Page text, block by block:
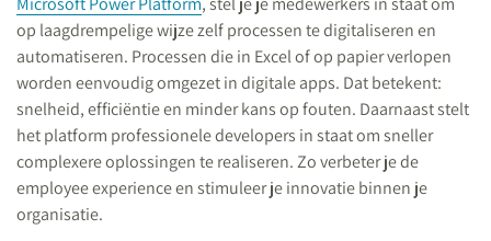
op laagdrempelige wijze zelf processen te digitaliseren en
automatiseren. Processen die in Excel of op papier verlopen
worden eenvoudig omgezet in digitale apps. Dat betekent:
snelheid, efficiëntie en minder kans op fouten. Daarnaast stelt
het platform professionele developers in staat om sneller
complexere oplossingen te realiseren. Zo verbeter je de
employee experience en stimuleer je innovatie binnen je
organisatie.